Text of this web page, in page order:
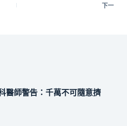
下一
醫師警告：千萬不可隨意擠